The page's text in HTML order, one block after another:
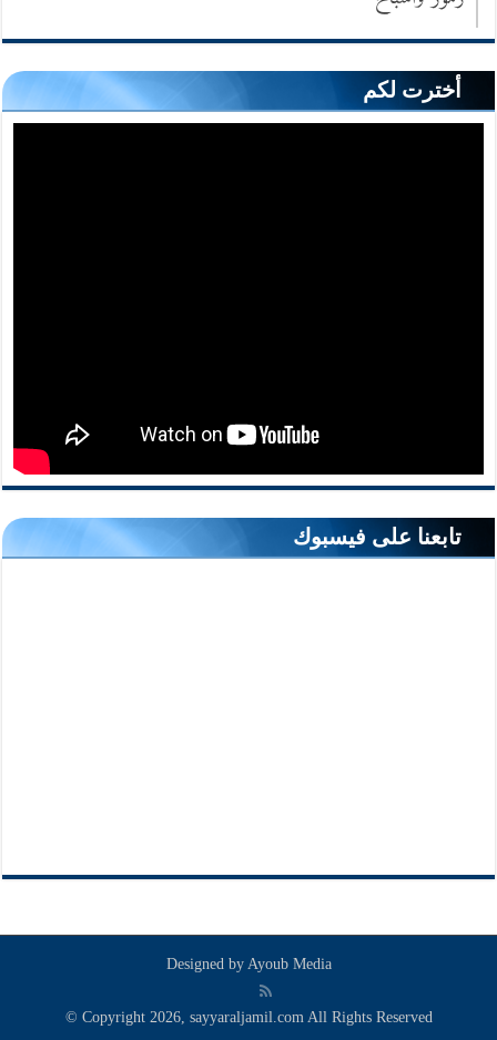
أخترت لكم
تابعنا على فيسبوك
Designed by Ayoub Media
© Copyright 2026, sayyaraljamil.com All Rights Reserved